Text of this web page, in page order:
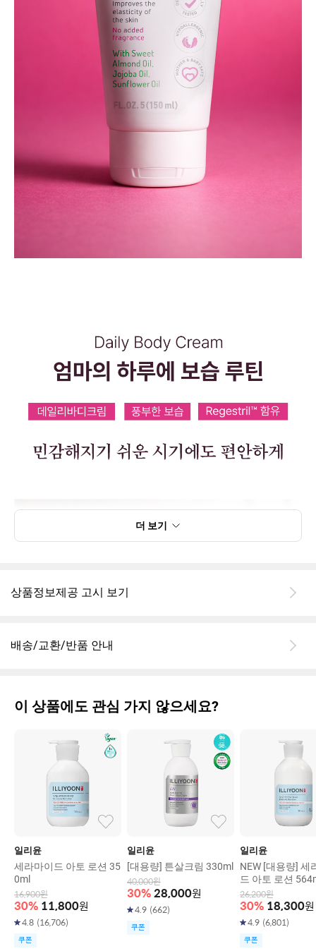
더 보기
상품정보제공 고시 보기
배송/교환/반품 안내
이 상품에도 관심 가지 않으세요?
일리윤
세라마이드 아토 로션 35
0ml
16,900원
30% 11,800원
4.8 (16,706)
쿠폰
일리윤
[대용량] 튼살크림 330ml
40,000원
30% 28,000원
4.9 (662)
쿠폰
일리윤
NEW [대용량] 세
드 아토 로션
26,200원
30% 18,300원
4.9 (6,801)
쿠폰